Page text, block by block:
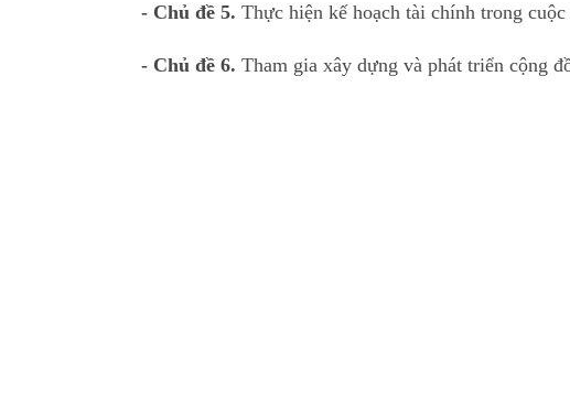
- Chủ đề 5. Thực hiện kế hoạch tài chính trong cuộc
- Chủ đề 6. Tham gia xây dựng và phát triển cộng